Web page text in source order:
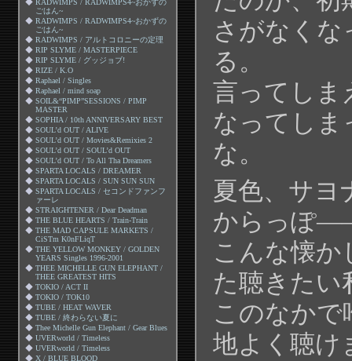
◆ RADWIMPS / RADWIMPS4~おかずの
ごはん~
◆ RADWIMPS / RADWIMPS4~おかずの
ごはん~
◆ RADWIMPS / アルトコロニーの定理
◆ RIP SLYME / MASTERPIECE
◆ RIP SLYME / グッジョブ!
◆ RIZE / K.O
◆ Raphael / Singles
◆ Raphael / mind soap
◆ SOIL&“PIMP”SESSIONS / PIMP
MASTER
◆ SOPHIA / 10th ANNIVERSARY BEST
◆ SOUL’d OUT / ALIVE
◆ SOUL’d OUT / Movies&Remixies 2
◆ SOUL’d OUT / SOUL’d OUT
◆ SOUL’d OUT / To All Tha Dreamers
◆ SPARTA LOCALS / DREAMER
◆ SPARTA LOCALS / SUN SUN SUN
◆ SPARTA LOCALS / セコンドファンフ
ァーレ
◆ STRAIGHTENER / Dear Deadman
◆ THE BLUE HEARTS / Train-Train
◆ THE MAD CAPSULE MARKETS /
CiSTm K0nFLiqT
◆ THE YELLOW MONKEY / GOLDEN
YEARS Singles 1996-2001
◆ THEE MICHELLE GUN ELEPHANT /
THEE GREATEST HITS
◆ TOKIO / ACT II
◆ TOKIO / TOK10
◆ TUBE / HEAT WAVER
◆ TUBE / 終わらない夏に
◆ Thee Michelle Gun Elephant / Gear Blues
◆ UVERworld / Timeless
◆ UVERworld / Timeless
◆ X / BLUE BLOOD
さがなく
る。
言ってしま
なってしま
な。
夏色、サヨ
からっぽ
こんな懐
た聴きたい
このなかで
地よく聴け